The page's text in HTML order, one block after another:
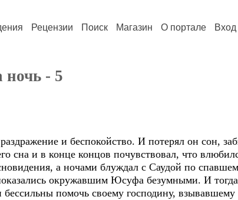
Рецензии Поиск Магазин О портале Вход
ночь - 5
и беспокойство. И потерял он сон,
сна и в конце концов почувствовал, что
а ночами блуждал с Саудой по
окружавшим Юсуфа безумными. И тогда
помочь своему господину, взывавшему